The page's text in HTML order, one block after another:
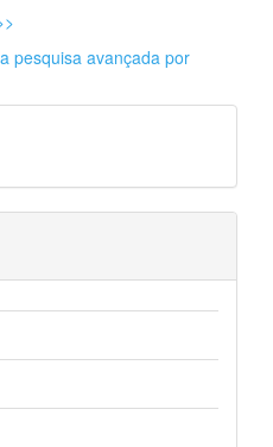
pesquisa avançada por